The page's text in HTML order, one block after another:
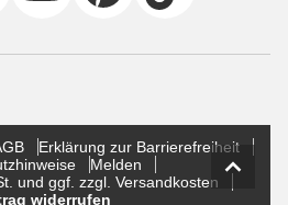
Erklärung zur Barrierefreiheit
Melden
und ggf. zzgl. Versandkosten
widerrufen